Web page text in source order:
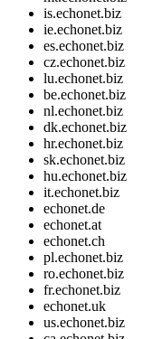
is.echonet.biz
ie.echonet.biz
es.echonet.biz
cz.echonet.biz
lu.echonet.biz
be.echonet.biz
nl.echonet.biz
dk.echonet.biz
hr.echonet.biz
sk.echonet.biz
hu.echonet.biz
it.echonet.biz
echonet.de
echonet.at
echonet.ch
pl.echonet.biz
ro.echonet.biz
fr.echonet.biz
echonet.uk
us.echonet.biz